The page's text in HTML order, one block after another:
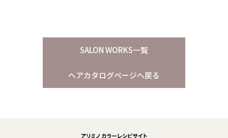
SALON WORKS一覧
ヘアカタログページへ戻る